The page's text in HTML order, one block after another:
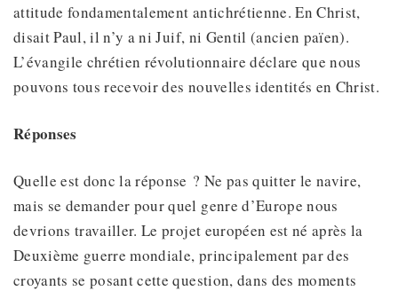
attitude fondamentalement antichrétienne. En Christ,
disait Paul, il n’y a ni Juif, ni Gentil (ancien païen).
L’évangile chrétien révolutionnaire déclare que nous
pouvons tous recevoir des nouvelles identités en Christ.
Réponses
Quelle est donc la réponse ? Ne pas quitter le navire,
mais se demander pour quel genre d’Europe nous
devrions travailler. Le projet européen est né après la
Deuxième guerre mondiale, principalement par des
croyants se posant cette question, dans des moments